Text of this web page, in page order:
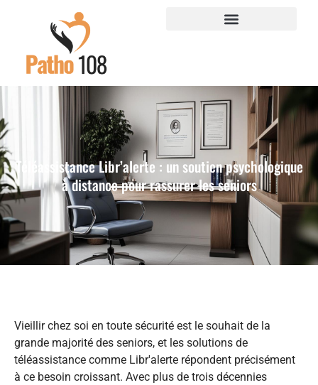
Téléassistance Libr’alerte : un soutien psychologique
à distance pour rassurer les seniors
Vieillir chez soi en toute sécurité est le souhait de la
grande majorité des seniors, et les solutions de
téléassistance comme Libr'alerte répondent précisément
à ce besoin croissant. Avec plus de trois décennies